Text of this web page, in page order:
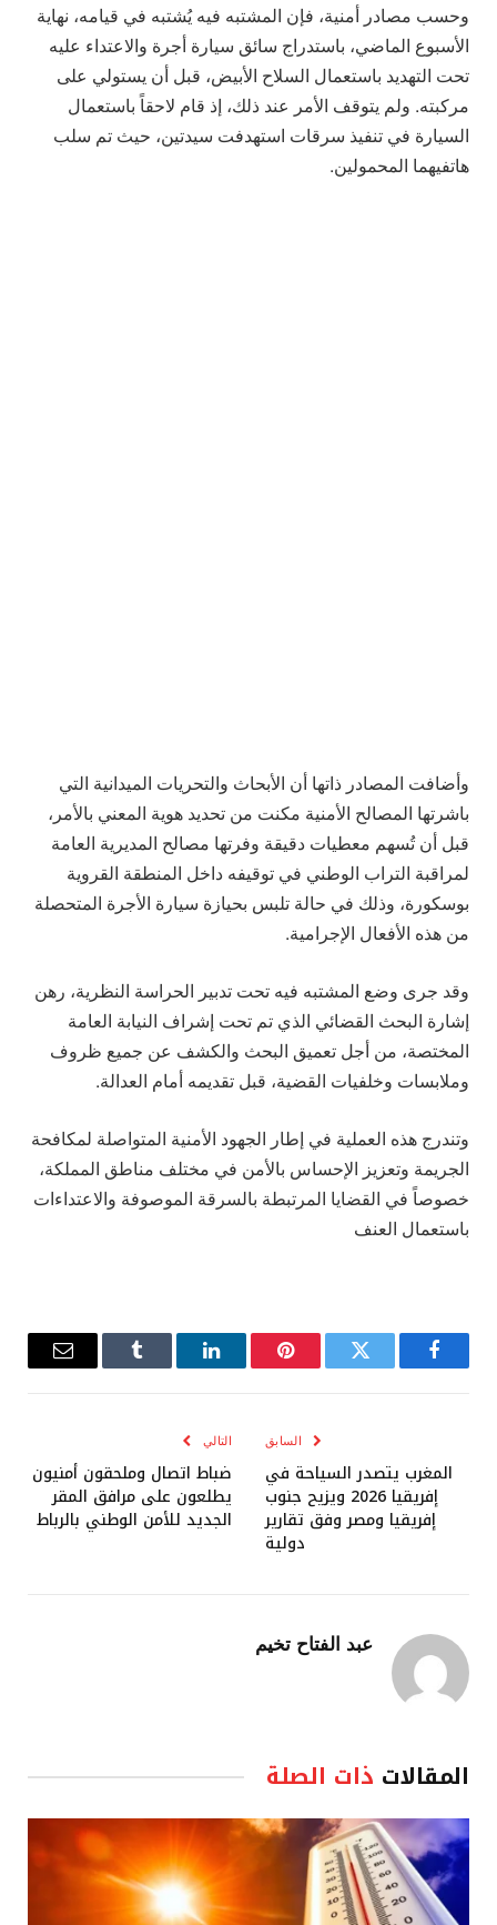
وحسب مصادر أمنية، فإن المشتبه فيه يُشتبه في قيامه، نهاية
الأسبوع الماضي، باستدراج سائق سيارة أجرة والاعتداء عليه
تحت التهديد باستعمال السلاح الأبيض، قبل أن يستولي على
مركبته. ولم يتوقف الأمر عند ذلك، إذ قام لاحقاً باستعمال
السيارة في تنفيذ سرقات استهدفت سيدتين، حيث تم سلب
هاتفيهما المحمولين.
وأضافت المصادر ذاتها أن الأبحاث والتحريات الميدانية التي
باشرتها المصالح الأمنية مكنت من تحديد هوية المعني بالأمر،
قبل أن تُسهم معطيات دقيقة وفرتها مصالح المديرية العامة
لمراقبة التراب الوطني في توقيفه داخل المنطقة القروية
بوسكورة، وذلك في حالة تلبس بحيازة سيارة الأجرة المتحصلة
من هذه الأفعال الإجرامية.
وقد جرى وضع المشتبه فيه تحت تدبير الحراسة النظرية، رهن
إشارة البحث القضائي الذي تم تحت إشراف النيابة العامة
المختصة، من أجل تعميق البحث والكشف عن جميع ظروف
وملابسات وخلفيات القضية، قبل تقديمه أمام العدالة.
وتندرج هذه العملية في إطار الجهود الأمنية المتواصلة لمكافحة
الجريمة وتعزيز الإحساس بالأمن في مختلف مناطق المملكة،
خصوصاً في القضايا المرتبطة بالسرقة الموصوفة والاعتداءات
باستعمال العنف
فيسبوك تويتر بينتيريستلينكدإن Tumblr
البريد
السابق
المغرب يتصدر السياحة في
إفريقيا 2026 ويزيح جنوب
إفريقيا ومصر وفق تقارير
دولية
التالي
ضباط اتصال وملحقون أمنيون
يطلعون على مرافق المقر
الجديد للأمن الوطني بالرباط
عبد الفتاح تخيم
المقالات ذات الصلة